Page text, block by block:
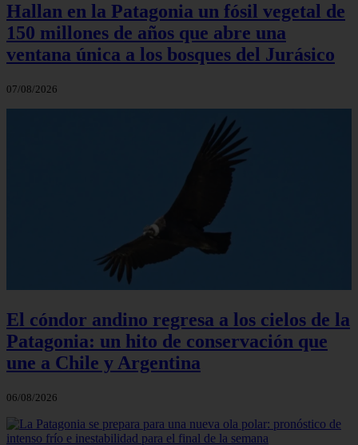
Hallan en la Patagonia un fósil vegetal de
150 millones de años que abre una
ventana única a los bosques del Jurásico
07/08/2026
El cóndor andino regresa a los cielos de la
Patagonia: un hito de conservación que
une a Chile y Argentina
06/08/2026